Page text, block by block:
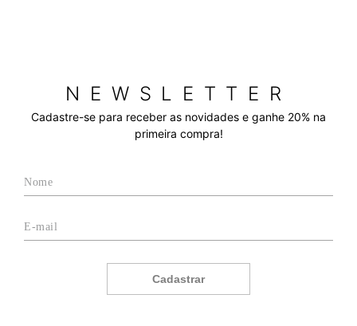
NEWSLETTER
Cadastre-se para receber as novidades e ganhe 20% na
primeira compra!
Cadastrar